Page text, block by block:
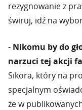
rezygnowanie z
świruj, idź na
- Nikomu by do
narzuci tej akcji
Sikora, który na
specjalnym
że w